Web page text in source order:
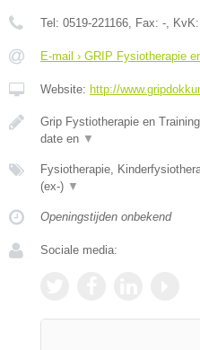
Tel: 0519-221166 , Fax: - , KvK:
E-mail › GRIP Fysiotherapie
Website: http://
Grip Fystiotherapie en
date en ▼
Fysiotherapie,
(ex-) ▼
Openingstijden onbekend
Sociale media: